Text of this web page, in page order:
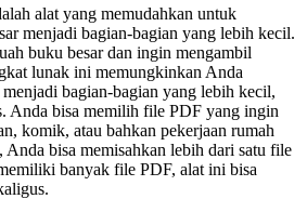
alat yang memudahkan untuk
menjadi bagian-bagian yang lebih kecil.
buku besar dan ingin mengambil
lunak ini memungkinkan Anda
bagian-bagian yang lebih kecil,
Anda bisa memilih file PDF yang ingin
komik, atau bahkan pekerjaan rumah
bisa memisahkan lebih dari satu file
banyak file PDF, alat ini bisa